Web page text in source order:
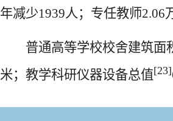
年减少1939人；专任教师2.06
普通高等学校校舍建筑面
米；教学科研仪器设备总值[23]